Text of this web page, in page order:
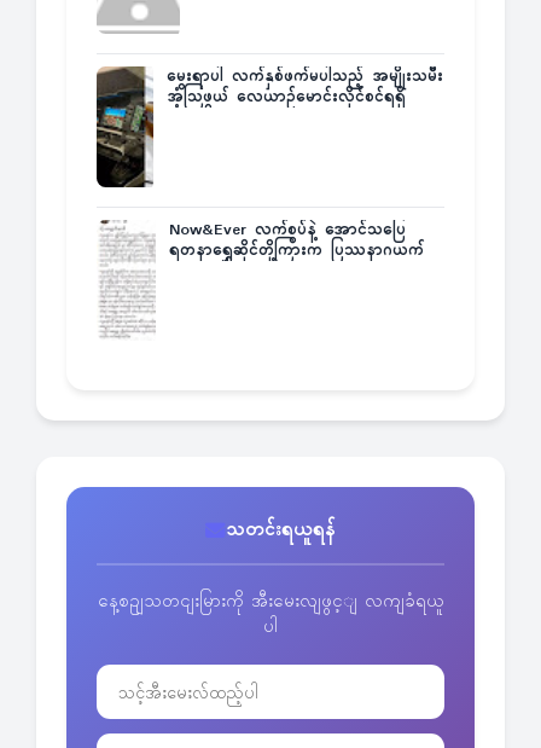
မွေးရာပါ လက်နှစ်ဖက်မပါသည့် အမျိုးသမီး
အံ့သြဖွယ် လေယာဉ်မောင်းလိုင်စင်ရရှိ
Now&Ever လက်စွပ်နဲ့ အောင်သပြေ
ရတနာရွှေဆိုင်တို့ကြားက ပြဿနာဂယက်
သတင်းရယူရန်
နေ့စဥျသတငျးမြားကို အီးမေးလျဖွင့ျ လကျခံရယူ
ပါ